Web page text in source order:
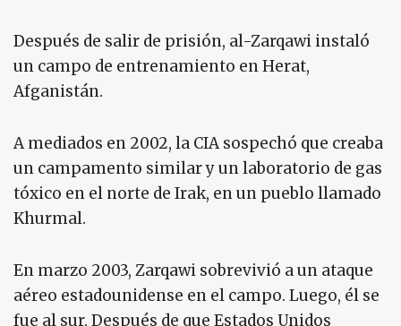
Después de salir de prisión, al-Zarqawi instaló
un campo de entrenamiento en Herat,
Afganistán.
A mediados en 2002, la CIA sospechó que creaba
un campamento similar y un laboratorio de gas
tóxico en el norte de Irak, en un pueblo llamado
Khurmal.
En marzo 2003, Zarqawi sobrevivió a un ataque
aéreo estadounidense en el campo. Luego, él se
fue al sur. Después de que Estados Unidos